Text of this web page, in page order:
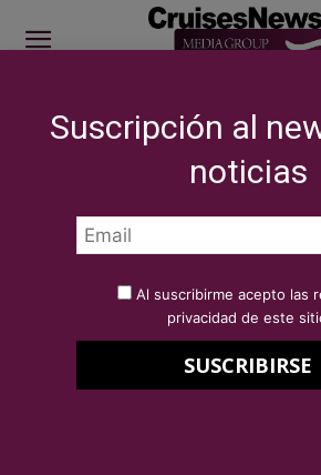
SITE SPONSOR: ICS 2026
SECTOR
DESTINOS
Suscripción al
noticias
Al suscribirme acepto las
privacidad de este